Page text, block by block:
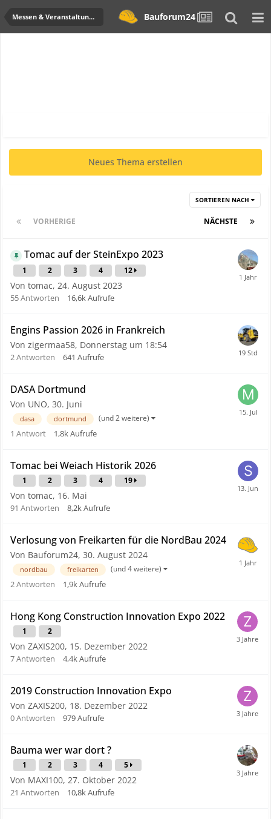
Messen & Veranstaltungen Bauforum24
Neues Thema erstellen
SORTIEREN NACH
VORHERIGE NÄCHSTE
Tomac auf der SteinExpo 2023
1 2 3 4 12
Von tomac, 24. August 2023
55Antworten 16,6kAufrufe
Engins Passion 2026 in Frankreich
Von zigermaa58, Donnerstag um 18:54
2Antworten 641 Aufrufe
DASA Dortmund
Von UNO, 30. Juni
dasa dortmund (und 2 weitere)
1 Antwort 1,8kAufrufe
Tomac bei Weiach Historik 2026
1 2 3 4 19
Von tomac, 16. Mai
91 Antworten 8,2kAufrufe
Verlosung von Freikarten für die NordBau 2024
Von Bauforum24, 30. August 2024
nordbau freikarten (und 4 weitere)
2Antworten 1,9kAufrufe
Hong Kong Construction Innovation Expo 2022
1 2
Von ZAXIS200, 15. Dezember 2022
7Antworten 4,4kAufrufe
2019 Construction Innovation Expo
Von ZAXIS200, 18. Dezember 2022
0Antworten 979Aufrufe
Bauma wer war dort ?
1 2 3 4 5
Von MAXI100, 27. Oktober 2022
21 Antworten 10,8kAufrufe